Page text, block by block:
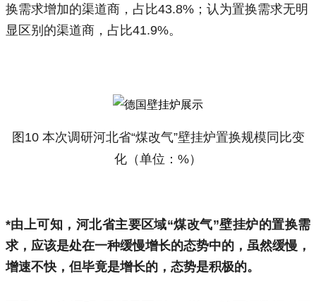
换需求增加的渠道商，占比43.8%；认为置换需求无明
显区别的渠道商，占比41.9%。
图10 本次调研河北省“煤改气”壁挂炉置换规模同比变
化（单位：%）
*由上可知，河北省主要区域“煤改气”壁挂炉的置换需
求，应该是处在一种缓慢增长的态势中的，虽然缓慢，
增速不快，但毕竟是增长的，态势是积极的。